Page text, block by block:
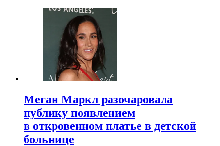
Меган Маркл разочаровала
публику появлением
в откровенном платье в детской
больнице